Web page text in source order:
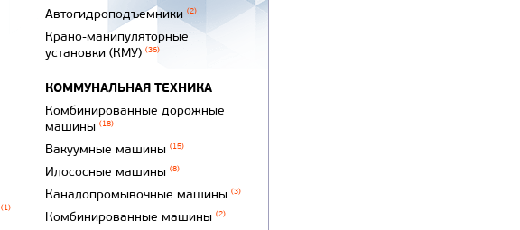
(1)
Автогидроподъемники (2)
Крано-манипуляторные
установки (КМУ) (36)
КОММУНАЛЬНАЯ ТЕХНИКА
Комбинированные дорожные
машины (18)
Вакуумные машины (15)
Илососные машины (8)
Каналопромывочные машины (3)
Комбинированные машины (2)